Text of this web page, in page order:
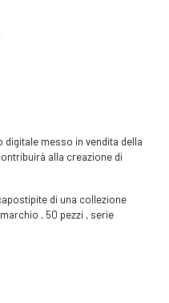
digitale messo in vendita della
alla creazione di
di una collezione
, 50 pezzi , serie